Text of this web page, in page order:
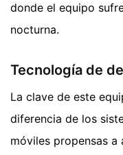
donde el equipo
nocturna.
Tecnología de
La clave de este
diferencia de los
móviles propensas